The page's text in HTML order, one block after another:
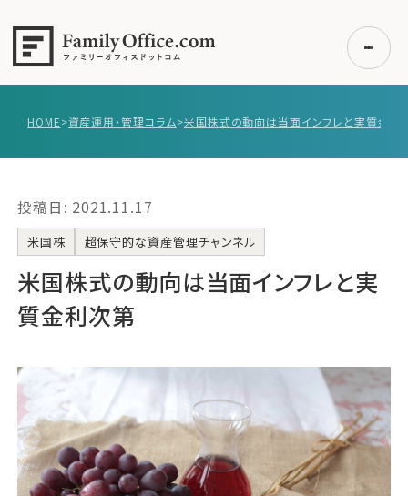
事例紹介
エキスパート一覧
無料講座
コラム
無料ご相談
運営会社
HOME>資産運用・管理コラム>米国株式の動向は当面インフレと実質金利
投稿日: 2021.11.17
米国株 超保守的な資産管理チャンネル
米国株式の動向は当面インフレと実
質金利次第